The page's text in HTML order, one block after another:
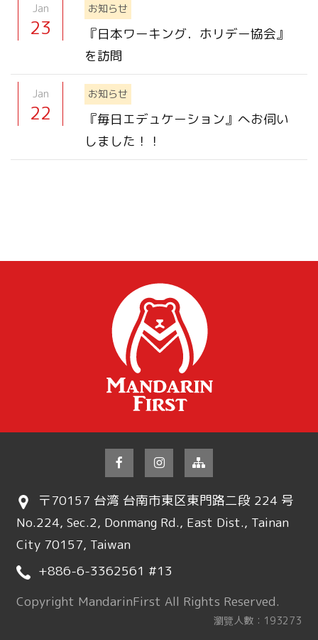
Jan
23
お知らせ
『日本ワーキング．ホリデー協会』
を訪問
Jan
22
お知らせ
『毎日エデュケーション』へお伺い
しました！！
〒70157 台湾 台南市東区東門路二段 224 号
No.224, Sec.2, Donmang Rd., East Dist., Tainan
City 70157, Taiwan
+886-6-3362561 #13
Copyright MandarinFirst All Rights Reserved.
瀏覽人數：193273